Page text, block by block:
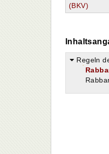
(BKV)
Regeln des